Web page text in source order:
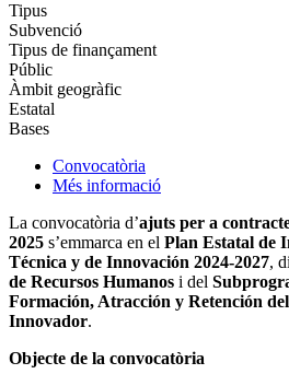
Tipus
Subvenció
Tipus de finançament
Públic
Àmbit geogràfic
Estatal
Bases
Convocatòria
Més informació
La convocatòria d’ajuts per a
2025 s’emmarca en el Plan Estatal de
Técnica y de Innovación 2024-2027,
de Recursos Humanos i del
Formación, Atracción y Retención
Innovador.
Objecte de la convocatòria